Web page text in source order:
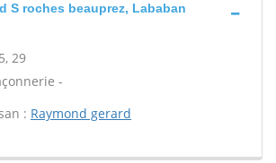
S roches beauprez, Lababan
29
-
: Raymond gerard